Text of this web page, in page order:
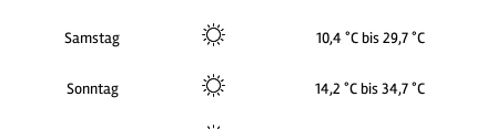
Samstag 10,4 °C bis 29,7 °C
Sonntag 14,2 °C bis 34,7 °C